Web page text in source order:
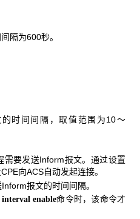
隔为600秒。
时间间隔，取值范围为10～
需要发送Inform报文。通过设置
向ACS自动发起连接。
报文的时间间隔。
enable命令时，该命令才